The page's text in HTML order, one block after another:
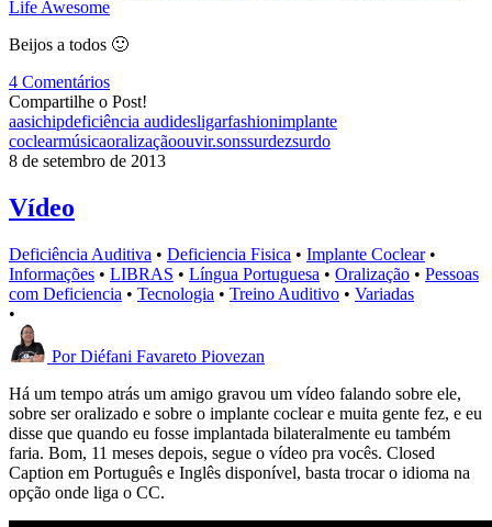
Life Awesome
Beijos a todos 🙂
4 Comentários
Compartilhe o Post!
aasichipdeficiência audidesligarfashionimplante
coclearmúsicaoralizaçãoouvir.sonssurdezsurdo
8 de setembro de 2013
Vídeo
Deficiência Auditiva • Deficiencia Fisica • Implante Coclear •
Informações • LIBRAS • Língua Portuguesa • Oralização • Pessoas
com Deficiencia • Tecnologia • Treino Auditivo • Variadas
•
Por Diéfani Favareto Piovezan
Há um tempo atrás um amigo gravou um vídeo falando sobre ele,
sobre ser oralizado e sobre o implante coclear e muita gente fez, e eu
disse que quando eu fosse implantada bilateralmente eu também
faria. Bom, 11 meses depois, segue o vídeo pra vocês. Closed
Caption em Português e Inglês disponível, basta trocar o idioma na
opção onde liga o CC.